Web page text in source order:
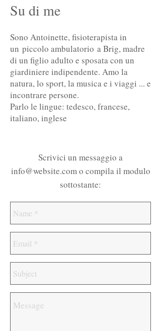
Scrivici un messaggio a
info@website.como compila il modulo
sottostante:
Su di me
Sono Antoinette, fisioterapista in
un piccolo ambulatorio a Brig, madre
di un figlio adulto e sposata con un
giardiniere indipendente. Amo la
natura, lo sport, la musica e i viaggi ... e
incontrare persone.
Parlo le lingue: tedesco, francese,
italiano, inglese